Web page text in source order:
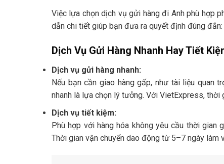
Việc lựa chọn dịch vụ gửi hàng đi Anh phù hợp
dẫn chi tiết giúp bạn đưa ra quyết định đúng đắn:
Dịch Vụ Gửi Hàng Nhanh Hay Tiết
Dịch vụ gửi hàng nhanh:
Nếu bạn cần giao hàng gấp, như tài liệu quan
nhanh là lựa chọn lý tưởng. Với VietExpress,
Dịch vụ tiết kiệm:
Phù hợp với hàng hóa không yêu cầu thời gian
Thời gian vận chuyển dao động từ 5–7 ngày làm